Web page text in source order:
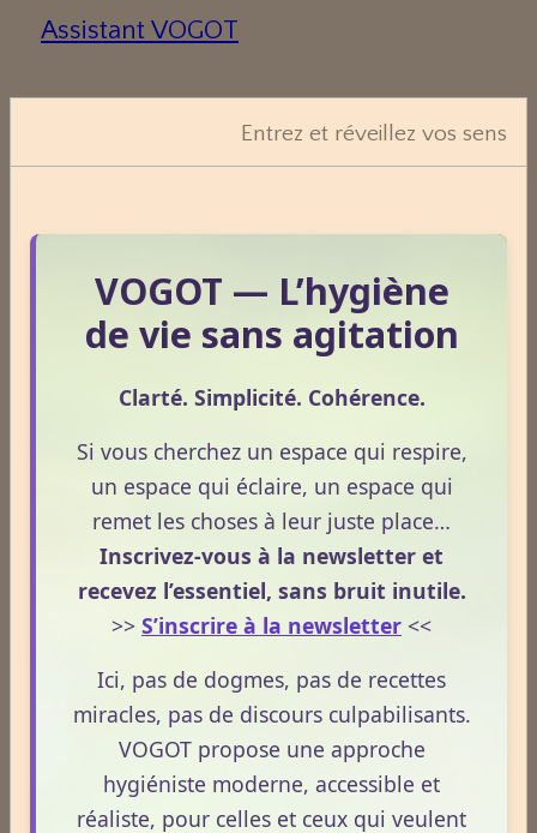
Assistant VOGOT
personnalisée à votre question.
Une consultation de naturopathie,
Tarifs (Encarts publicitaires)
À quelle fréquence consultez-vous le site VOGOT ?
Tous les jours
Une fois par semaine
Une fois par mois
Plus rarement
Entrez et réveillez vos sens
VOGOT — L’hygiène
de vie sans agitation
Clarté. Simplicité. Cohérence.
Si vous cherchez un espace qui respire,
un espace qui éclaire, un espace qui
remet les choses à leur juste place…
Inscrivez-vous à la newsletter et
recevez l’essentiel, sans bruit inutile.
>> S’inscrire à la newsletter <<
Ici, pas de dogmes, pas de recettes
miracles, pas de discours culpabilisants.
VOGOT propose une approche
hygiéniste moderne, accessible et
réaliste, pour celles et ceux qui veulent